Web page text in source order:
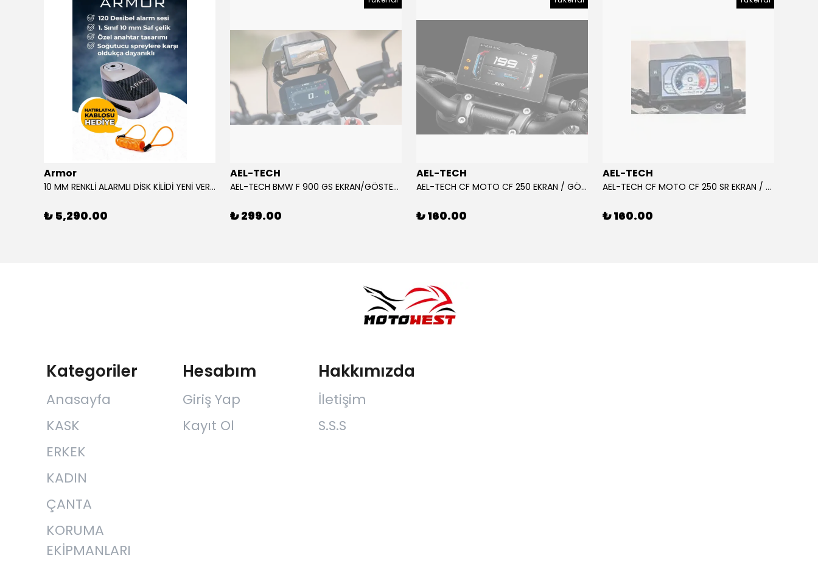
Armor
10 MM RENKLİ ALARMLI DİSK KİLİDİ YENİ VERSİYON
₺ 5,290.00
AEL-TECH
AEL-TECH BMW F 900 GS EKRAN/GÖSTERGE KORUYUCU 2024-2025
₺ 299.00
AEL-TECH
AEL-TECH CF MOTO CF 250 EKRAN / GÖSTERGE KORUYUCU 2020-2022
₺ 160.00
AEL-TECH
AEL-TECH CF MOTO CF 250 SR EKRAN / GÖSTERGE KORUYUCU 2023-2025
₺ 160.00
Kategoriler
Anasayfa
KASK
ERKEK
KADIN
ÇANTA
KORUMA
EKİPMANLARI
Hesabım
Giriş Yap
Kayıt Ol
Hakkımızda
İletişim
S.S.S